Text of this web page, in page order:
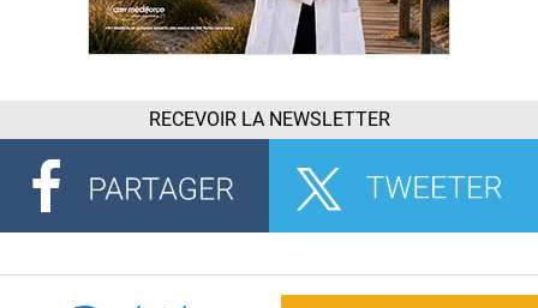
RECEVOIR LA NEWSLETTER